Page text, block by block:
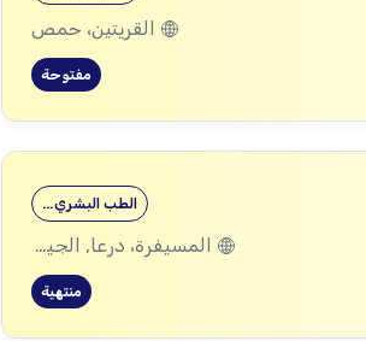
القريتين، حمص
مفتوحة
الطب البشري…
المسيفرة، درعا, الجيزة، درعا, بصر الحرير، درعا
منتهية